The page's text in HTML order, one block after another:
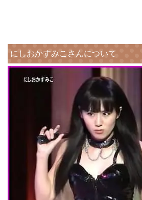
にしおかすみこさんについて